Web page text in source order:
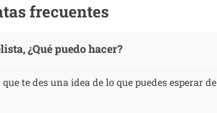
frecuentes
¿Qué puedo hacer?
te des una idea de lo que puedes esperar